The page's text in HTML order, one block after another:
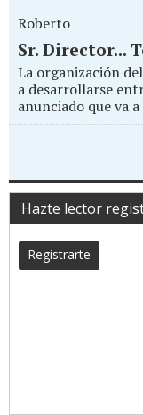
Roberto
Sr. Director...
La organización
a desarrollarse
anunciado que va
Hazte lector
Registrarte